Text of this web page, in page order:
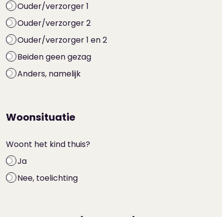
Ouder/verzorger 1
Ouder/verzorger 2
Ouder/verzorger 1 en 2
Beiden geen gezag
Anders, namelijk
Woonsituatie
Ja
Nee, toelichting
Woont het kind thuis?